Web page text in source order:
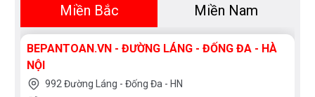
Miền Bắc Miền Nam
BEPANTOAN.VN - ĐƯỜNG LÁNG - ĐỐNG ĐA - HÀ
NỘI
992 Đường Láng - Đống Đa - HN